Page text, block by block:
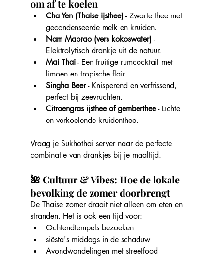
om af te koelen
Cha Yen (Thaise ijsthee) - Zwarte thee met
gecondenseerde melk en kruiden.
Nam Maprao (vers kokoswater) -
Elektrolytisch drankje uit de natuur.
Mai Thai - Een fruitige rumcocktail met
limoen en tropische flair.
Singha Beer - Knisperend en verfrissend,
perfect bij zeevruchten.
Citroengras ijsthee of gemberthee - Lichte
en verkoelende kruidenthee.
Vraag je Sukhothai server naar de perfecte
combinatie van drankjes bij je maaltijd.
🌺 Cultuur & Vibes: Hoe de lokale
bevolking de zomer doorbrengt
De Thaise zomer draait niet alleen om eten en
stranden. Het is ook een tijd voor:
Ochtendtempels bezoeken
siësta's middags in de schaduw
Avondwandelingen met streetfood